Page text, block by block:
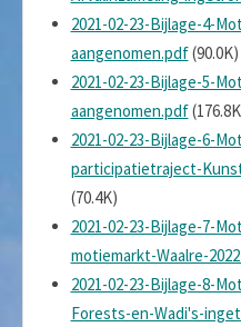
2021-02-23-Bijlage-4-
aangenomen.pdf(90.0K)
2021-02-23-Bijlage-5-
aangenomen.pdf
2021-02-23-Bijlage-6-
participatietraject-
(70.4K)
2021-02-23-Bijlage-7-
motiemarkt-Waalre-
2021-02-23-Bijlage-8-
Forests-en-Wadi's-